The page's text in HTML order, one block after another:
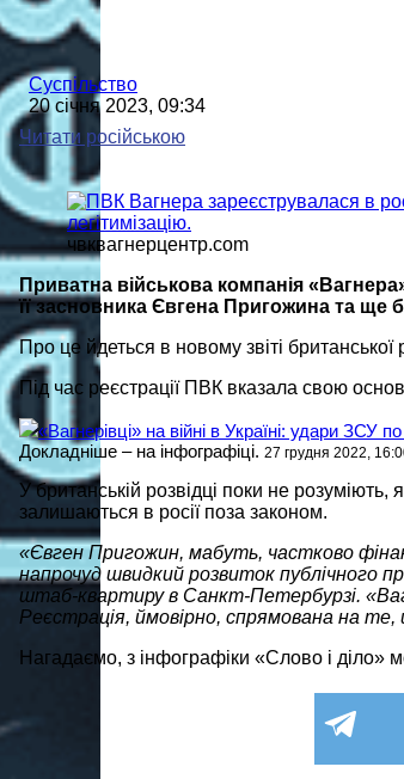
Суспільство
20 січня 2023, 09:34
Читати російською
чвквагнерцентр.com
Приватна військова компанія
її засновника Євгена Пригожина та ще
Про це йдеться в новому звіті британської
Під час реєстрації ПВК вказала свою
«Вагнерівці» на війні в Україні: удари ЗСУ
Докладніше – на інфографіці. 27 грудня 2022,
У британській розвідці поки не
залишаються в росії поза законом.
«Євген Пригожин, мабуть, частково
напрочуд швидкий розвиток публічного
штаб-квартиру в Санкт-Петербурзі.
Реєстрація, ймовірно, спрямована на
Нагадаємо, з інфографіки «Слово і діло»